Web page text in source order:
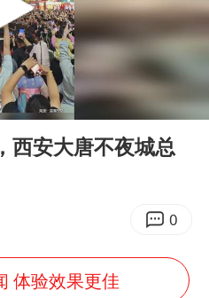
河南警方公开征集黑恶犯罪线索
深化扫黑除恶专项斗争
WTT横滨冠军赛女单四强国乒占三席
发出今年第2号指挥长令
一周大涨超7% 金价为何突然上涨
能“拼单”了
新主播李秋莹孙亚鹏亮相
回应晋级中国赛16强
00:17
西安大唐不夜城总
0
体验效果更佳